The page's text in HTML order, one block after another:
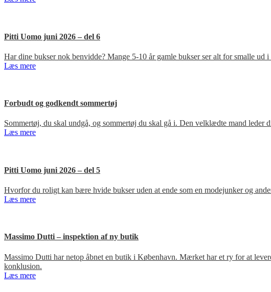
Pitti Uomo juni 2026 – del 6
Har dine bukser nok benvidde? Mange 5-10 år gamle bukser ser alt for smalle
Læs mere
Forbudt og godkendt sommertøj
Sommertøj, du skal undgå, og sommertøj du skal gå i. Den velklædte mand leder
Læs mere
Pitti Uomo juni 2026 – del 5
Hvorfor du roligt kan bære hvide bukser uden at ende som en modejunker og
Læs mere
Massimo Dutti – inspektion af ny butik
Massimo Dutti har netop åbnet en butik i København. Mærket har et ry for at
konklusion.
Læs mere